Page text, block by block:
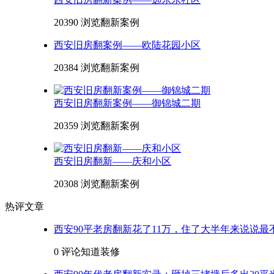
20390 浏览翻新案例
西安旧房翻案例——欧陆花园小区
20384 浏览翻新案例
西安旧房翻新案例——御锦城二期
20359 浏览翻新案例
西安旧房翻新——庆和小区
20308 浏览翻新案例
热评文章
西安90平老房翻新花了11万，住了大半年来说说最
0 评论知道装修